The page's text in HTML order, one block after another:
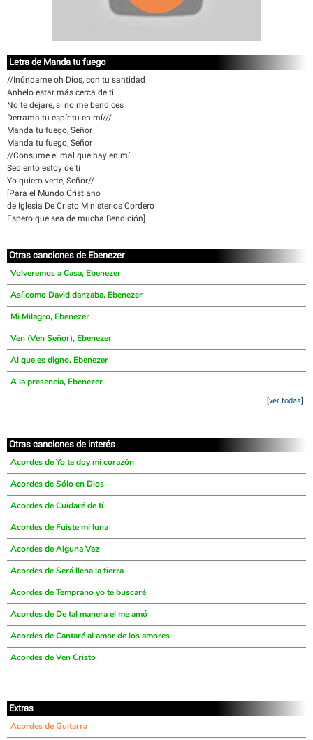
Letra de Manda tu fuego
//Inúndame oh Dios, con tu santidad
Anhelo estar más cerca de ti
No te dejare, si no me bendices
Derrama tu espíritu en mí///
Manda tu fuego, Señor
Manda tu fuego, Señor
//Consume el mal que hay en mí
Sediento estoy de ti
Yo quiero verte, Señor//
[Para el Mundo Cristiano
de Iglesia De Cristo Ministerios Cordero
Espero que sea de mucha Bendición]
Otras canciones de Ebenezer
Volveremos a Casa, Ebenezer
Así como David danzaba, Ebenezer
Mi Milagro, Ebenezer
Ven (Ven Señor), Ebenezer
Al que es digno, Ebenezer
A la presencia, Ebenezer
[ver todas]
Otras canciones de interés
Acordes de Yo te doy mi corazón
Acordes de Sólo en Dios
Acordes de Cuidaré de tí
Acordes de Fuiste mi luna
Acordes de Alguna Vez
Acordes de Será llena la tierra
Acordes de Temprano yo te buscaré
Acordes de De tal manera el me amó
Acordes de Cantaré al amor de los amores
Acordes de Ven Cristo
Extras
Acordes de Guitarra